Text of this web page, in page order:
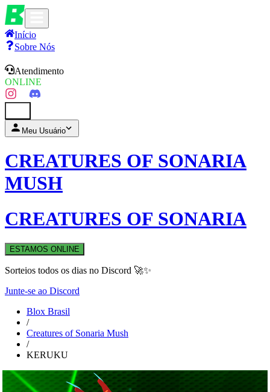
Início
Sobre Nós
Atendimento
ONLINE
Meu Usuário
CREATURES OF SONARIA
MUSH
CREATURES OF SONARIA
ESTAMOS ONLINE
Sorteios todos os dias no Discord 🚀✨
Junte-se ao Discord
Blox Brasil
/
Creatures of Sonaria Mush
/
KERUKU